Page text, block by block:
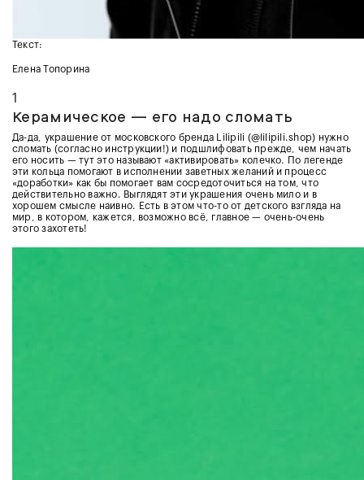
Текст:
Елена Топорина
1
Керамическое — его надо сломать
Да-да, украшение от московского бренда Lilipili (@lilipili.shop) нужно
сломать (согласно инструкции!) и подшлифовать прежде, чем начать
его носить — тут это называют «активировать» колечко. По легенде
эти кольца помогают в исполнении заветных желаний и процесс
«доработки» как бы помогает вам сосредоточиться на том, что
действительно важно. Выглядят эти украшения очень мило и в
хорошем смысле наивно. Есть в этом что-то от детского взгляда на
мир, в котором, кажется, возможно всё, главное — очень-очень
этого захотеть!